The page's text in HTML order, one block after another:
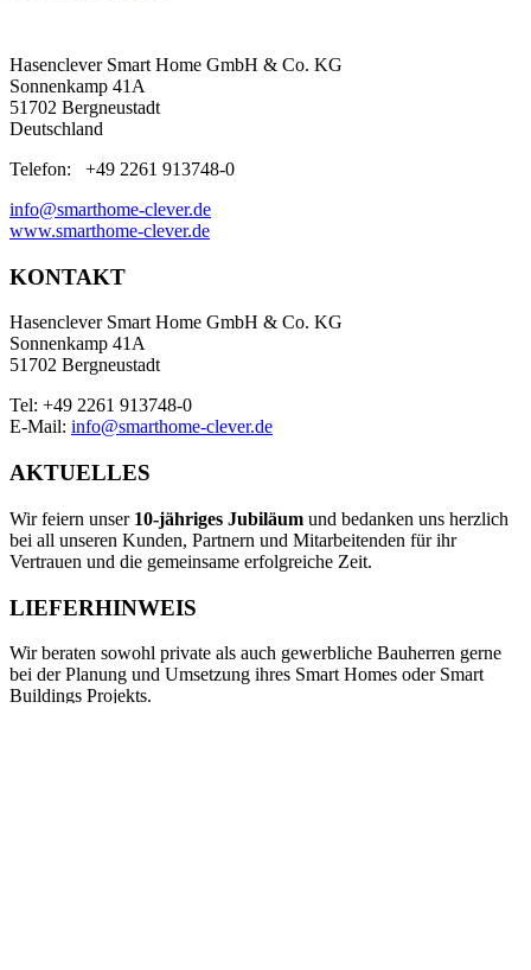
Hasenclever Smart Home GmbH & Co. KG
Sonnenkamp 41A
51702 Bergneustadt
Deutschland
Telefon: +49 2261 913748-0
info@smarthome-clever.de
www.smarthome-clever.de
KONTAKT
Hasenclever Smart Home GmbH & Co. KG
Sonnenkamp 41A
51702 Bergneustadt
Tel: +49 2261 913748-0
E-Mail: info@smarthome-clever.de
AKTUELLES
Wir feiern unser 10‑jähriges Jubiläum und bedanken uns herzlich
bei all unseren Kunden, Partnern und Mitarbeitenden für ihr
Vertrauen und die gemeinsame erfolgreiche Zeit.
LIEFERHINWEIS
Wir beraten sowohl private als auch gewerbliche Bauherren gerne
bei der Planung und Umsetzung ihres Smart Homes oder Smart
Buildings Projekts.